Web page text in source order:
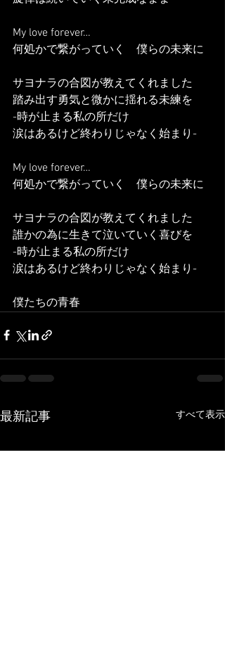
My love forever…
何処かで繋がっていく　僕らの未来に
サヨナラの合図が教えてくれました
踏み出す勇気と微かに揺れる未練を
-時が止まる私の所だけ
涙はあるけど終わりじゃなく始まり-
My love forever…
何処かで繋がっていく　僕らの未来に
サヨナラの合図が教えてくれました
誰かの為に生きて泣いていく喜びを
-時が止まる私の所だけ
涙はあるけど終わりじゃなく始まり-
僕たちの青春
最新記事 すべて表示